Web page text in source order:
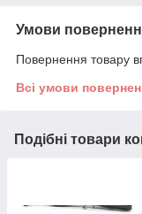
Умови
Повернення товару
Всі умови
Подібні товари